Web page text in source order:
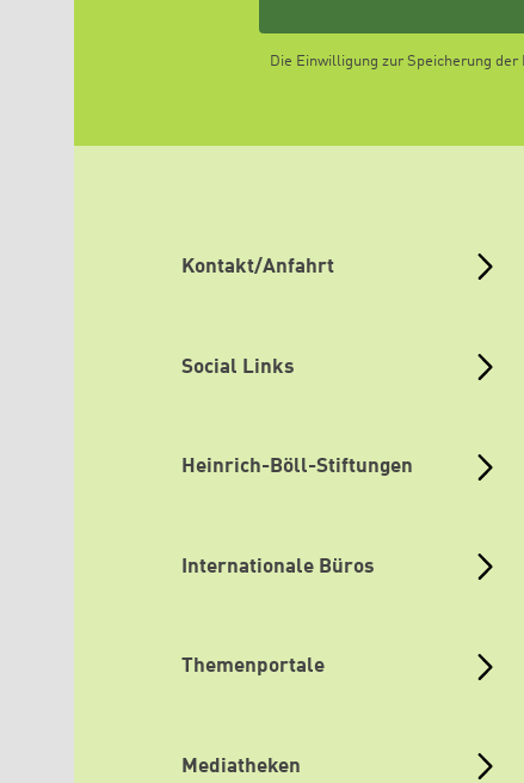
Die Einwilligung zur Speicherung
Kontakt/Anfahrt
Social Links
Heinrich-Böll-Stiftungen
Internationale Büros
Themenportale
Mediatheken